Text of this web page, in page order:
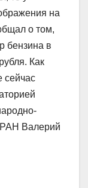
на
о том,
бензина в
Как
сейчас
РАН Валерий